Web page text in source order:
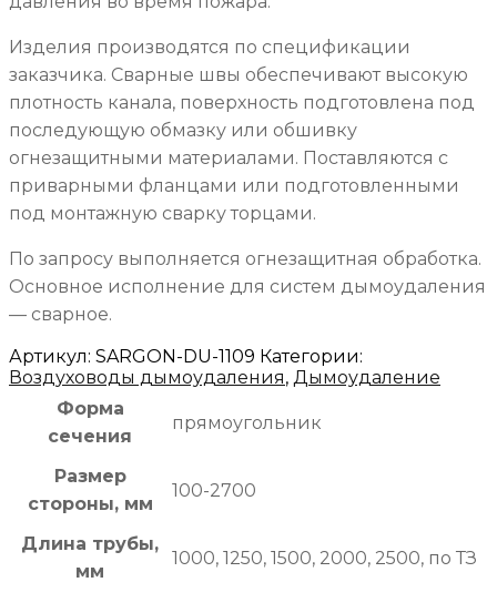
Изделия производятся по спецификации
заказчика. Сварные швы обеспечивают высокую
плотность канала, поверхность подготовлена под
последующую обмазку или обшивку
огнезащитными материалами. Поставляются с
приварными фланцами или подготовленными
под монтажную сварку торцами.
По запросу выполняется огнезащитная обработка.
Основное исполнение для систем дымоудаления
— сварное.
Артикул: SARGON-DU-1109 Категории:
Воздуховоды дымоудаления, Дымоудаление
Форма
сечения
прямоугольник
Размер
стороны, мм
100-2700
Длина трубы,
мм
1000, 1250, 1500, 2000, 2500, по ТЗ